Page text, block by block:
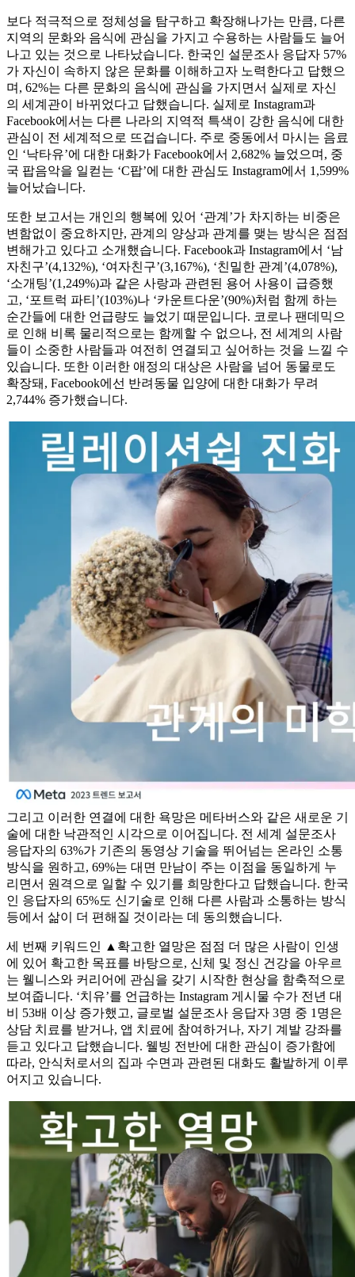
보다 적극적으로 정체성을 탐구하고 확장해나가는 만큼, 다른
지역의 문화와 음식에 관심을 가지고 수용하는 사람들도 늘어
나고 있는 것으로 나타났습니다. 한국인 설문조사 응답자 57%
가 자신이 속하지 않은 문화를 이해하고자 노력한다고 답했으
며, 62%는 다른 문화의 음식에 관심을 가지면서 실제로 자신
의 세계관이 바뀌었다고 답했습니다. 실제로 Instagram과
Facebook에서는 다른 나라의 지역적 특색이 강한 음식에 대한
관심이 전 세계적으로 뜨겁습니다. 주로 중동에서 마시는 음료
인 ‘낙타유’에 대한 대화가 Facebook에서 2,682% 늘었으며, 중
국 팝음악을 일컫는 ‘C팝’에 대한 관심도 Instagram에서 1,599%
늘어났습니다.
또한 보고서는 개인의 행복에 있어 ‘관계’가 차지하는 비중은
변함없이 중요하지만, 관계의 양상과 관계를 맺는 방식은 점점
변해가고 있다고 소개했습니다. Facebook과 Instagram에서 ‘남
자친구’(4,132%), ‘여자친구’(3,167%), ‘친밀한 관계’(4,078%),
‘소개팅’(1,249%)과 같은 사랑과 관련된 용어 사용이 급증했
고, ‘포트럭 파티’(103%)나 ‘카운트다운’(90%)처럼 함께 하는
순간들에 대한 언급량도 늘었기 때문입니다. 코로나 팬데믹으
로 인해 비록 물리적으로는 함께할 수 없으나, 전 세계의 사람
들이 소중한 사람들과 여전히 연결되고 싶어하는 것을 느낄 수
있습니다. 또한 이러한 애정의 대상은 사람을 넘어 동물로도
확장돼, Facebook에선 반려동물 입양에 대한 대화가 무려
2,744% 증가했습니다.
그리고 이러한 연결에 대한 욕망은 메타버스와 같은 새로운 기
술에 대한 낙관적인 시각으로 이어집니다. 전 세계 설문조사
응답자의 63%가 기존의 동영상 기술을 뛰어넘는 온라인 소통
방식을 원하고, 69%는 대면 만남이 주는 이점을 동일하게 누
리면서 원격으로 일할 수 있기를 희망한다고 답했습니다. 한국
인 응답자의 65%도 신기술로 인해 다른 사람과 소통하는 방식
등에서 삶이 더 편해질 것이라는 데 동의했습니다.
세 번째 키워드인 ▲확고한 열망은 점점 더 많은 사람이 인생
에 있어 확고한 목표를 바탕으로, 신체 및 정신 건강을 아우르
는 웰니스와 커리어에 관심을 갖기 시작한 현상을 함축적으로
보여줍니다. ‘치유’를 언급하는 Instagram 게시물 수가 전년 대
비 53배 이상 증가했고, 글로벌 설문조사 응답자 3명 중 1명은
상담 치료를 받거나, 앱 치료에 참여하거나, 자기 계발 강좌를
듣고 있다고 답했습니다. 웰빙 전반에 대한 관심이 증가함에
따라, 안식처로서의 집과 수면과 관련된 대화도 활발하게 이루
어지고 있습니다.